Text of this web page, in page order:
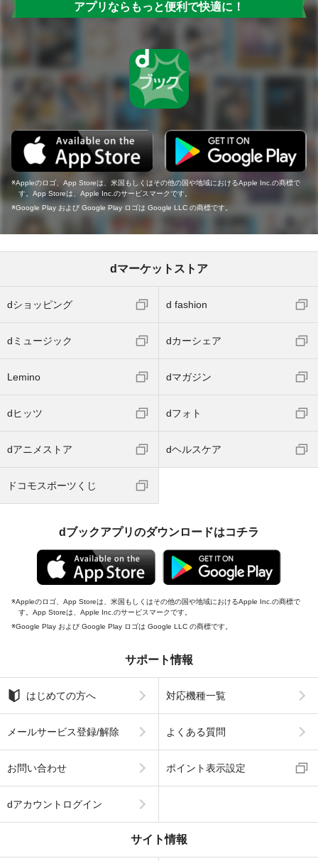
アプリならもっと便利で快適に！
Appleのロゴ、App Storeは、米国もしくはその他の国や地域におけるApple Inc.の商標で
す。App Storeは、Apple Inc.のサービスマークです。
Google Play および Google Play ロゴは Google LLC の商標です。
dマーケットストア
dショッピング d fashion
dミュージック dカーシェア
Lemino dマガジン
dヒッツ dフォト
dアニメストア dヘルスケア
ドコモスポーツくじ
dブックアプリのダウンロードはコチラ
Appleのロゴ、App Storeは、米国もしくはその他の国や地域におけるApple Inc.の商標で
す。App Storeは、Apple Inc.のサービスマークです。
Google Play および Google Play ロゴは Google LLC の商標です。
サポート情報
はじめての方へ 対応機種一覧
メールサービス登録/解除 よくある質問
お問い合わせ ポイント表示設定
dアカウントログイン
サイト情報